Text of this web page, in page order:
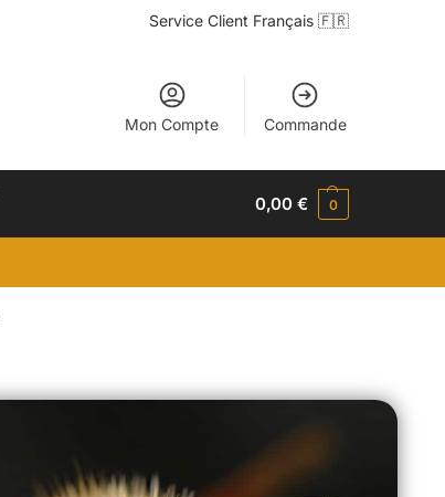
Service Client Français 🇫🇷
Mon Compte Commande
0,00€ 0